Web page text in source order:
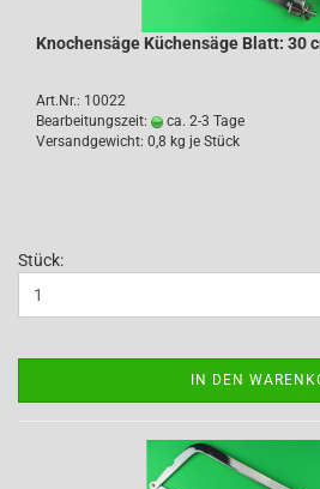
Knochensäge Küchensäge Blatt: 30
Art.Nr.: 10022
Bearbeitungszeit:
ca. 2-3 Tage
Versandgewicht: 0,8 kg je Stück
Stück:
IN DEN